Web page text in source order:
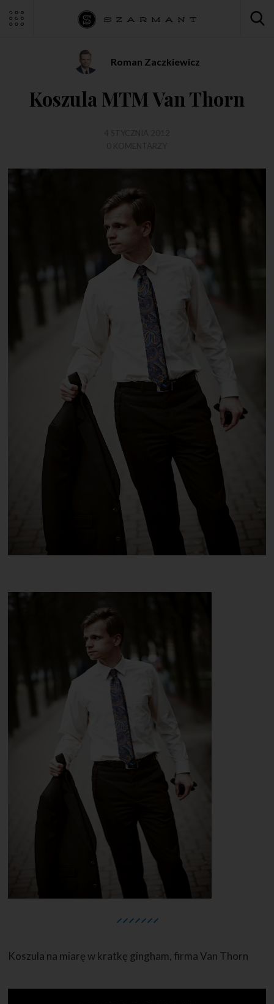
Roman Zaczkiewicz
Koszula MTM Van Thorn
Koszula na miarę w kratkę gingham, firma Van Thorn